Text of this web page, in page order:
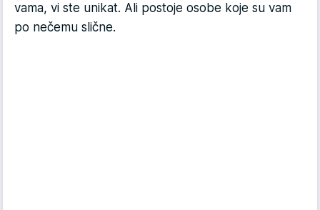
vama, vi ste unikat. Ali postoje osobe koje su vam
po nečemu slične.